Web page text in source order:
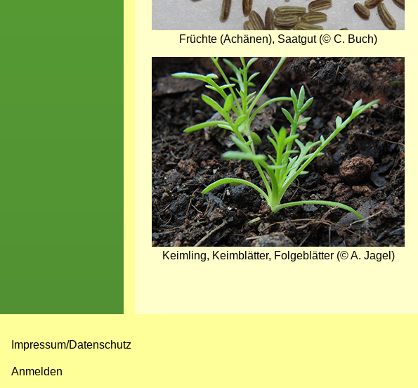
Früchte (Achänen), Saatgut (© C. Buch)
Keimling, Keimblätter, Folgeblätter (© A. Jagel)
Impressum/Datenschutz
Anmelden